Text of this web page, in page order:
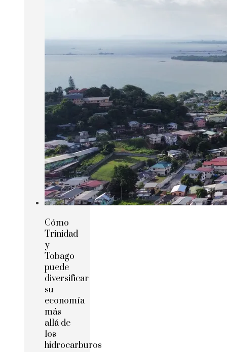
Cómo
Trinidad
y
Tobago
puede
diversificar
su
economía
más
allá de
los
hidrocarburos